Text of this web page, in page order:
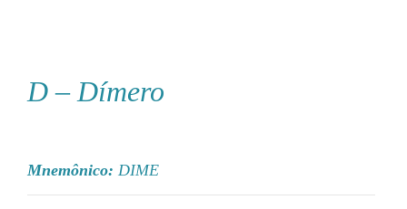
D – Dímero
Mnemônico: DIME